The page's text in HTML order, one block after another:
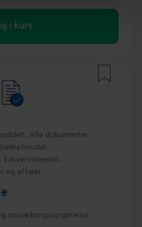
i kurv
Alle dokumenter
-
Erhvervslejeret,
og aftaler
omsætningsopgørelse